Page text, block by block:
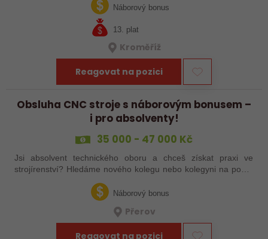
něco nového, pak jste ideálním…Náborový bonus
13. plat
Kroměříž
Reagovat na pozici
Obsluha CNC stroje s náborovým bonusem –
i pro absolventy!
35 000 - 47 000 Kč
Jsi absolvent technického oboru a chceš získat praxi ve
strojírenství? Hledáme nového kolegu nebo kolegyni na pozici
obsluhy strojů – pokud tě láká práce ve výrobě, kde se něco
skutečně tvoří, rádi…
Náborový bonus
Přerov
Reagovat na pozici